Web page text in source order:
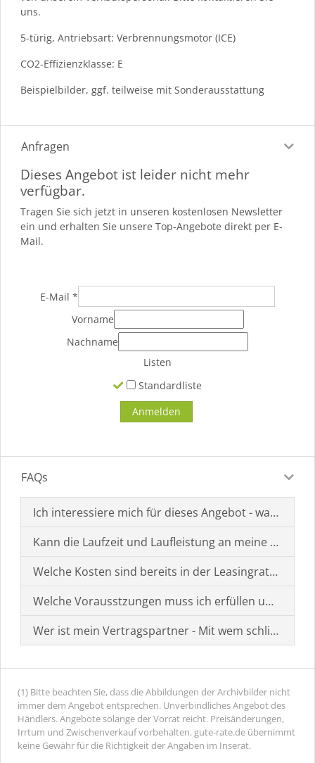
uns.
5-türig, Antriebsart: Verbrennungsmotor (ICE)
CO2-Effizienzklasse: E
Beispielbilder, ggf. teilweise mit Sonderausstattung
Anfragen
Dieses Angebot ist leider nicht mehr
verfügbar.
Tragen Sie sich jetzt in unseren kostenlosen Newsletter
ein und erhalten Sie unsere Top-Angebote direkt per E-
Mail.
E-Mail *
Vorname
Nachname
Listen
Standardliste
FAQs
Ich interessiere mich für dieses Angebot - was muss
Kann die Laufzeit und Laufleistung an meine
Welche Kosten sind bereits in der Leasingrate
Welche Vorausstzungen muss ich erfüllen um einen
Wer ist mein Vertragspartner - Mit wem schließe ich
(1) Bitte beachten Sie, dass die Abbildungen der Archivbilder nicht
immer dem Angebot entsprechen. Unverbindliches Angebot des
Händlers. Angebote solange der Vorrat reicht. Preisänderungen,
Irrtum und Zwischenverkauf vorbehalten. gute-rate.de übernimmt
keine Gewähr für die Richtigkeit der Angaben im Inserat.